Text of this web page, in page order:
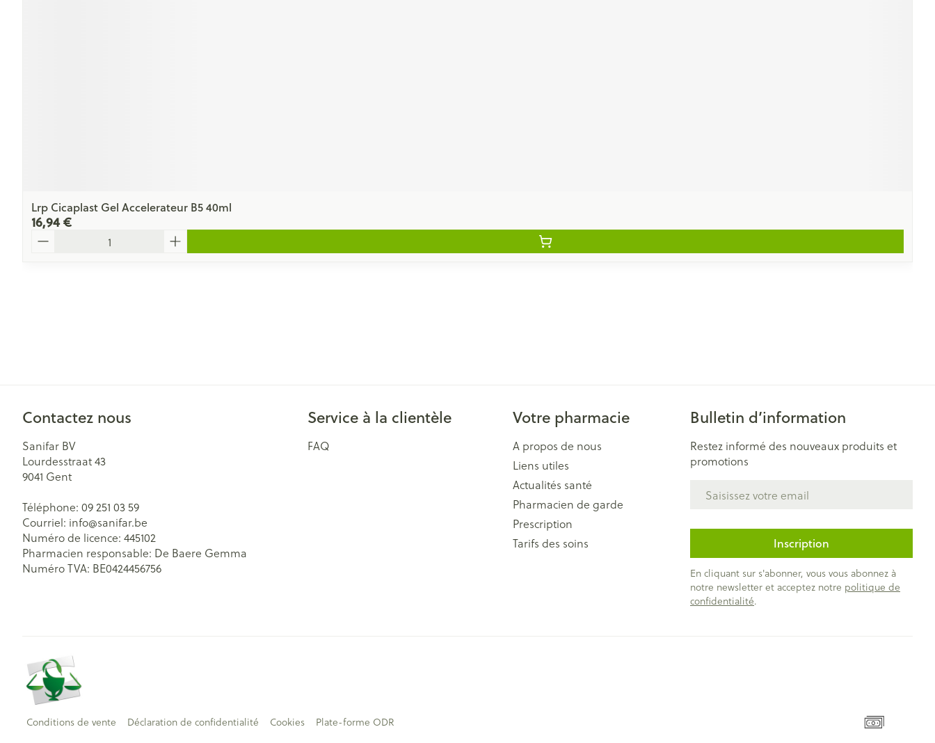
Lrp Cicaplast Gel Accelerateur B5 40ml
16,94 €
Contactez nous
Sanifar BV
Lourdesstraat 43
9041 Gent
Téléphone: 09 251 03 59
Courriel: info@sanifar.be
Numéro de licence: 445102
Pharmacien responsable: De Baere Gemma
Numéro TVA: BE0424456756
Service à la clientèle
FAQ
Votre pharmacie
A propos de nous
Liens utiles
Actualités santé
Pharmacien de garde
Prescription
Tarifs des soins
Bulletin d’information
Restez informé des nouveaux produits et
promotions
Inscription
En cliquant sur s'abonner, vous vous abonnez à
notre newsletter et acceptez notre politique de
confidentialité.
Conditions de vente Déclaration de confidentialité Cookies Plate-forme ODR